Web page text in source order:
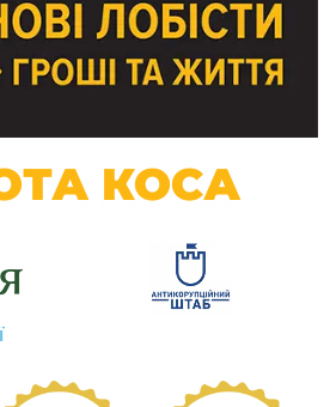
КОСА